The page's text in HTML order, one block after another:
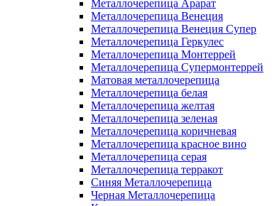
Металлочерепица Арарат
Металлочерепица Венеция
Металлочерепица Венеция Супер
Металлочерепица Геркулес
Металлочерепица Монтеррей
Металлочерепица Супермонтеррей
Матовая металлочерепица
Металлочерепица белая
Металлочерепица желтая
Металлочерепица зеленая
Металлочерепица коричневая
Металлочерепица красное вино
Металлочерепица серая
Металлочерепица терракот
Синяя Металлочерепица
Черная Металлочерепица